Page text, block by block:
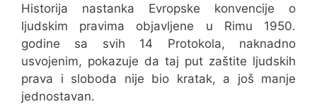
Historija nastanka Evropske konvencije o
ljudskim pravima objavljene u Rimu 1950.
godine sa svih 14 Protokola, naknadno
usvojenim, pokazuje da taj put zaštite ljudskih
prava i sloboda nije bio kratak, a još manje
jednostavan.